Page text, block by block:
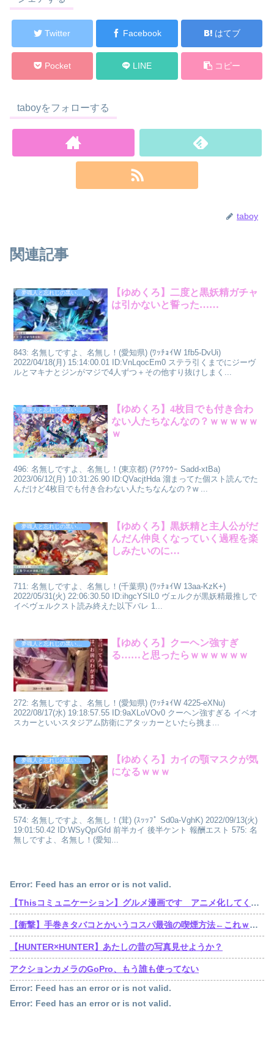
Twitter Facebook はてブ
Pocket LINE コピー
taboyをフォローする
taboy
関連記事
夢職人と忘れじの黒い妖精
【ゆめくろ】二度と黒妖精ガチャ
は引かないと誓った……
843: 名無しですよ、名無し！(愛知県) (ﾜｯﾁｮｲW 1fb5-DvUi)
2022/04/18(月) 15:14:00.01 ID:VnLqocEm0 ステラ引くまでにジーヴ
ルとマキナとジンがマジで4人ずつ＋その他すり抜けしまく...
夢職人と忘れじの黒い妖精
【ゆめくろ】4枚目でも付き合わ
ない人たちなんなの？ｗｗｗｗｗ
ｗ
496: 名無しですよ、名無し！(東京都) (ｱｳｱｳｳｰ Sadd-xtBa)
2023/06/12(月) 10:31:26.90 ID:QVacjtHda 溜まってた個スト読んでた
んだけど4枚目でも付き合わない人たちなんなの？w ...
夢職人と忘れじの黒い妖精
【ゆめくろ】黒妖精と主人公がだ
んだん仲良くなっていく過程を楽
しみたいのに…
711: 名無しですよ、名無し！(千葉県) (ﾜｯﾁｮｲW 13aa-KzK+)
2022/05/31(火) 22:06:30.50 ID:ihgcYSIL0 ヴェルクが黒妖精最推しで
イベヴェルクスト読み終えた以下バレ 1...
夢職人と忘れじの黒い妖精
【ゆめくろ】クーヘン強すぎ
る……と思ったらｗｗｗｗｗｗ
272: 名無しですよ、名無し！(愛知県) (ﾜｯﾁｮｲW 4225-eXNu)
2022/08/17(水) 19:18:57.55 ID:9aXLoVOv0 クーヘン強すぎる イベオ
スカーといいスタジアム防衛にアタッカーといたら挑ま...
夢職人と忘れじの黒い妖精
【ゆめくろ】カイの顎マスクが気
になるｗｗｗ
574: 名無しですよ、名無し！(茸) (ｽｯｯﾌﾟ Sd0a-VghK) 2022/09/13(火)
19:01:50.42 ID:WSyQp/Gfd 前半カイ 後半ケント 報酬エスト 575: 名
無しですよ、名無し！(愛知...
Error: Feed has an error or is not valid.
【Thisコミュニケーション】グルメ漫画です アニメ化してください
【衝撃】手巻きタバコとかいうコスパ最強の喫煙方法←これｗｗｗｗｗ
【HUNTER×HUNTER】あたしの昔の写真見せようか？
アクションカメラのGoPro、もう誰も使ってない
Error: Feed has an error or is not valid.
Error: Feed has an error or is not valid.